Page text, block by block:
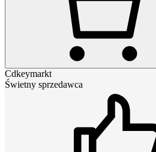
Cdkeymarkt
Świetny sprzedawca